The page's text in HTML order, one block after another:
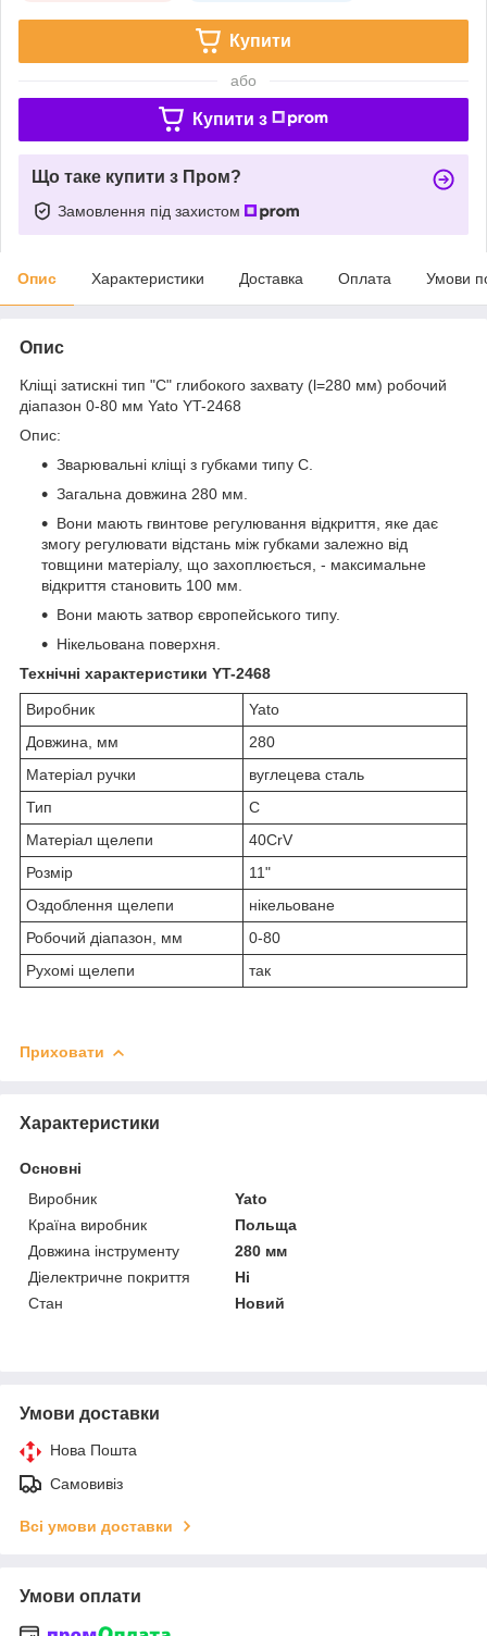
Купити
або
Купити з
Що таке купити з Пром?
Замовлення під захистом
Опис Характеристики Доставка Оплата Умови
Опис
Кліщі затискні тип "С" глибокого захвату (l=280 мм) робочий
діапазон 0-80 мм Yato YT-2468
Опис:
Зварювальні кліщі з губками типу С.
Загальна довжина 280 мм.
Вони мають гвинтове регулювання відкриття, яке дає
змогу регулювати відстань між губками залежно від
товщини матеріалу, що захоплюється, - максимальне
відкриття становить 100 мм.
Вони мають затвор європейського типу.
Нікельована поверхня.
Технічні характеристики YT-2468
Виробник
Yato
Довжина, мм
280
Матеріал ручки
вуглецева сталь
Тип
C
Матеріал щелепи
40CrV
Розмір
11"
Оздоблення щелепи
нікельоване
Робочий діапазон, мм
0-80
Рухомі щелепи
так
Приховати
Характеристики
Основні
Виробник
Yato
Країна виробник
Польща
Довжина інструменту
280 мм
Діелектричне покриття
Ні
Стан
Новий
Умови доставки
Нова Пошта
Самовивіз
Всі умови доставки
Умови оплати